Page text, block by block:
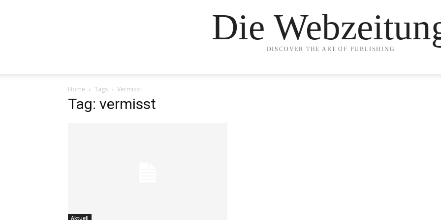
Die
DISCOVER THE ART OF PUBLISHING
Home Tags Vermisst
Tag: vermisst
Aktuell